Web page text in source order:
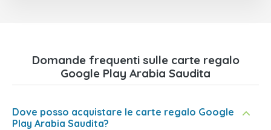
Domande frequenti sulle carte regalo
Google Play Arabia Saudita
Dove posso acquistare le carte regalo Google
Play Arabia Saudita?